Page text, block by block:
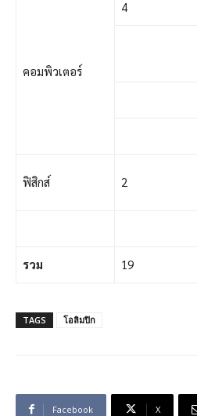
คอมพิวเตอร์
4
ฟิสิกส์ 2
รวม 19
TAGS โอลิมปิก
Facebook X